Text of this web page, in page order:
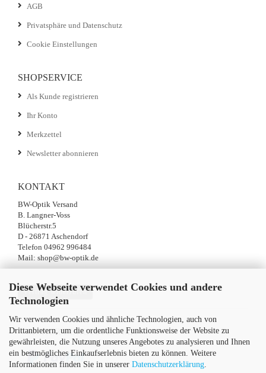
Diese Webseite verwendet Cookies und andere
Technologien
Wir verwenden Cookies und ähnliche Technologien, auch von
Drittanbietern, um die ordentliche Funktionsweise der Website zu
gewährleisten, die Nutzung unseres Angebotes zu analysieren und Ihnen
ein bestmögliches Einkaufserlebnis bieten zu können. Weitere
Informationen finden Sie in unserer Datenschutzerklärung
AGB
Privatsphäre und Datenschutz
Cookie Einstellungen
SHOPSERVICE
Als Kunde registrieren
Ihr Konto
Merkzettel
Newsletter abonnieren
KONTAKT
BW-Optik Versand
B. Langner-Voss
Blücherstr.5
D - 26871 Aschendorf
Telefon 04962 996484
Mail: shop@bw-optik.de
Vertrag widerrufen
SICHER EINKAUFEN MIT